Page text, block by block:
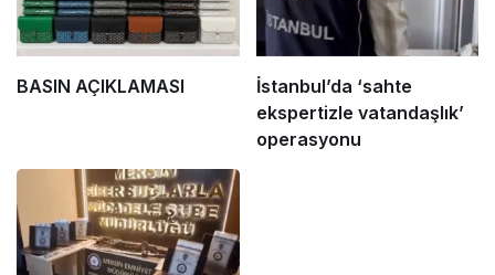
BASIN AÇIKLAMASI
İstanbul’da ‘sahte
ekspertizle vatandaşlık’
operasyonu